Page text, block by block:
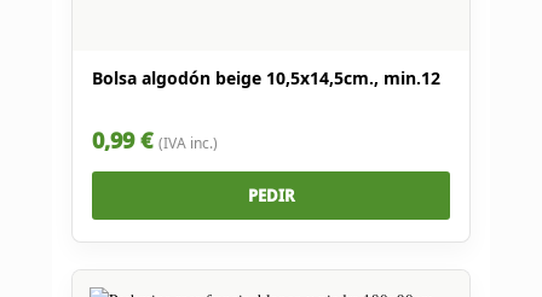
Bolsa algodón beige 10,5x14,5cm., min.12
0,99 € (IVA inc.)
PEDIR